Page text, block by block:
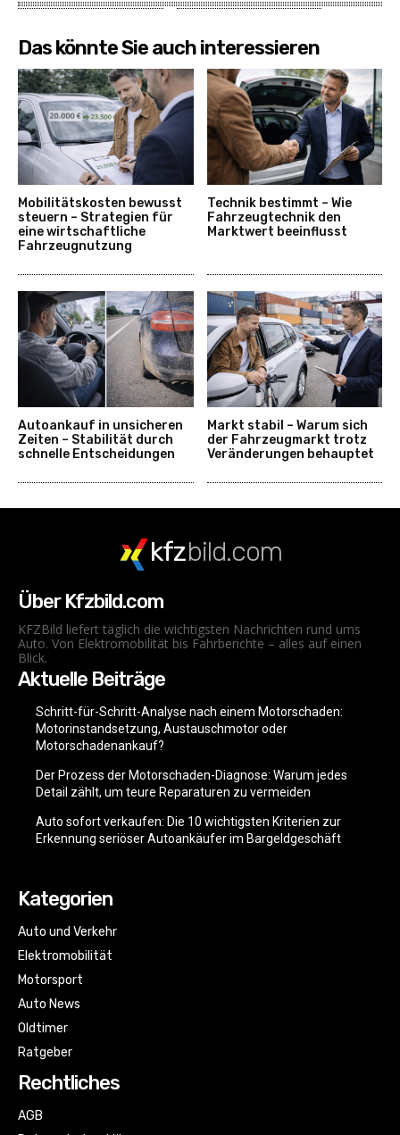
Das könnte Sie auch interessieren
Mobilitätskosten bewusst
steuern – Strategien für
eine wirtschaftliche
Fahrzeugnutzung
Technik bestimmt – Wie
Fahrzeugtechnik den
Marktwert beeinflusst
Autoankauf in unsicheren
Zeiten – Stabilität durch
schnelle Entscheidungen
Markt stabil – Warum sich
der Fahrzeugmarkt trotz
Veränderungen behauptet
kfzbild.com
Über Kfzbild.com
KFZBild liefert täglich die wichtigsten Nachrichten rund ums
Auto. Von Elektromobilität bis Fahrberichte – alles auf einen
Blick.
Aktuelle Beiträge
Schritt-für-Schritt-Analyse nach einem Motorschaden:
Motorinstandsetzung, Austauschmotor oder
Motorschadenankauf?
Der Prozess der Motorschaden-Diagnose: Warum jedes
Detail zählt, um teure Reparaturen zu vermeiden
Auto sofort verkaufen: Die 10 wichtigsten Kriterien zur
Erkennung seriöser Autoankäufer im Bargeldgeschäft
Kategorien
Auto und Verkehr
Elektromobilität
Motorsport
Auto News
Oldtimer
Ratgeber
Rechtliches
AGB